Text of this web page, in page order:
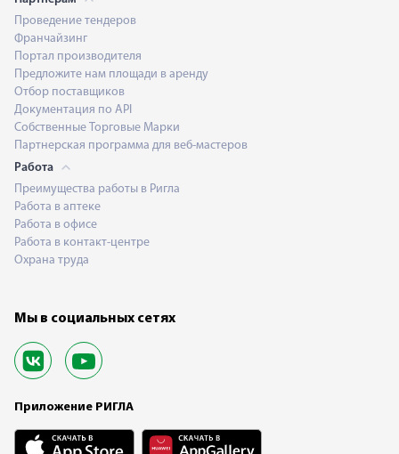
Проведение тендеров
Франчайзинг
Портал производителя
Предложите нам площади в аренду
Отбор поставщиков
Документация по API
Собственные Торговые Марки
Партнерская программа для веб-мастеров
Работа
Преимущества работы в Ригла
Работа в аптеке
Работа в офисе
Работа в контакт-центре
Охрана труда
Мы в социальных сетях
Приложение РИГЛА